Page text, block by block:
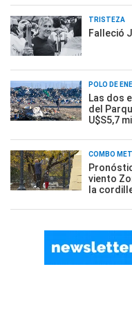
TRISTEZA
Falleció
POLO DE
Las dos
del
U$S5,7
COMBO
viento
la